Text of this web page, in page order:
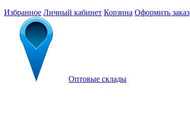
Избранное Личный кабинет Корзина Оформить заказ
Оптовые склады